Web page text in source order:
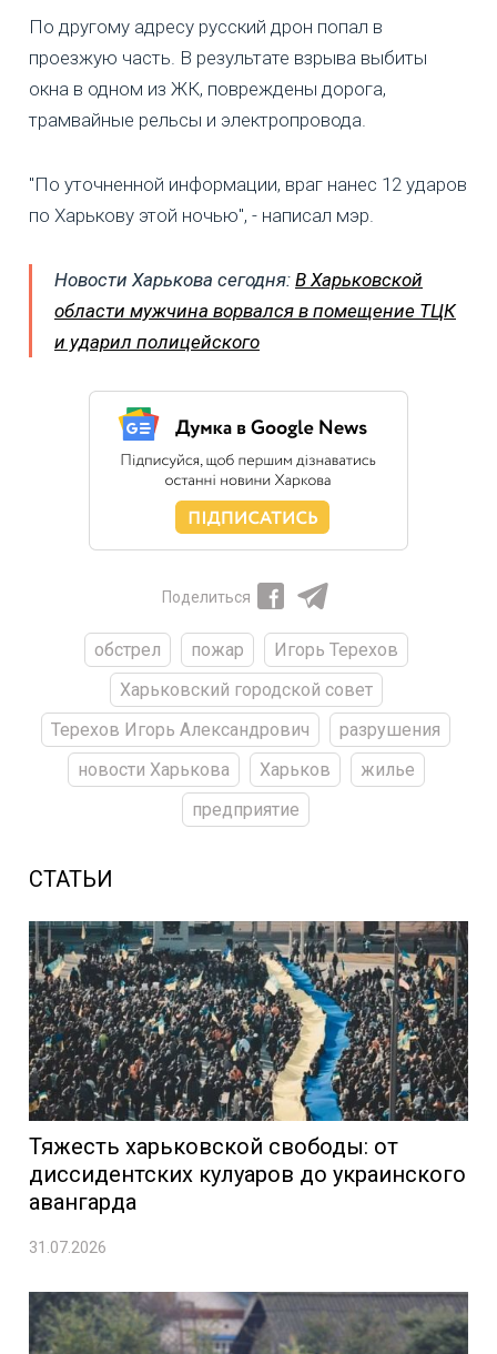
По другому адресу русский дрон попал в
проезжую часть. В результате взрыва выбиты
окна в одном из ЖК, повреждены дорога,
трамвайные рельсы и электропровода.
"По уточненной информации, враг нанес 12 ударов
по Харькову этой ночью", - написал мэр.
Новости Харькова сегодня: В Харьковской
области мужчина ворвался в помещение ТЦК
и ударил полицейского
Поделиться
обстрел пожар
Игорь Терехов
Харьковский городской совет
Терехов Игорь Александрович
разрушения
новости Харькова
Харьков
жилье
предприятие
СТАТЬИ
Тяжесть харьковской свободы: от
диссидентских кулуаров до украинского
авангарда
31.07.2026